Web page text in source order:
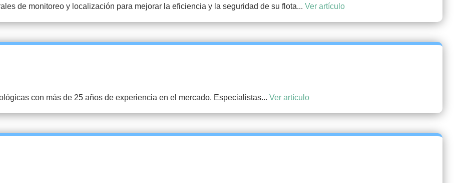
de monitoreo y localización para mejorar la eficiencia y la seguridad de su flota... Ver artículo
con más de 25 años de experiencia en el mercado. Especialistas... Ver artículo